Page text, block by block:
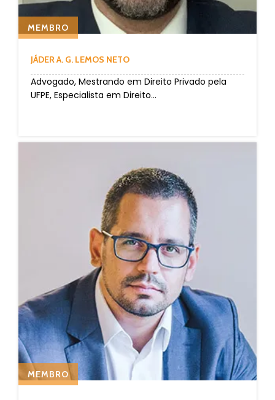
MEMBRO
JÁDER A. G. LEMOS NETO
Advogado, Mestrando em Direito Privado pela
UFPE, Especialista em Direito...
MEMBRO